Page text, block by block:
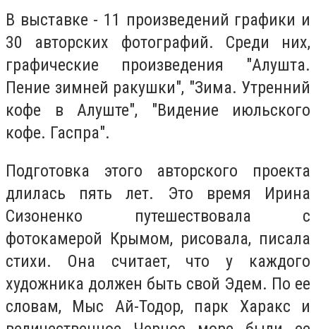
В выставке - 11 произведений графики и
30 авторских фотографий. Среди них,
графические произведения "Алушта.
Пение зимней ракушки", "Зима. Утренний
кофе в Алуште", "Видение июльского
кофе. Гаспра".
Подготовка этого авторского проекта
длилась пять лет. Это время Ирина
Сизоненко путешествовала с
фотокамерой Крымом, рисовала, писала
стихи. Она считает, что у каждого
художника должен быть свой Эдем. По ее
словам, Мыс Ай-Тодор, парк Харакс и